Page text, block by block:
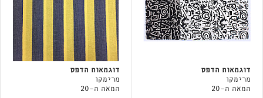
דוגמאות הדפס
מרימקו
המאה ה-20
דוגמאות הדפס
מרימקו
המאה ה-20